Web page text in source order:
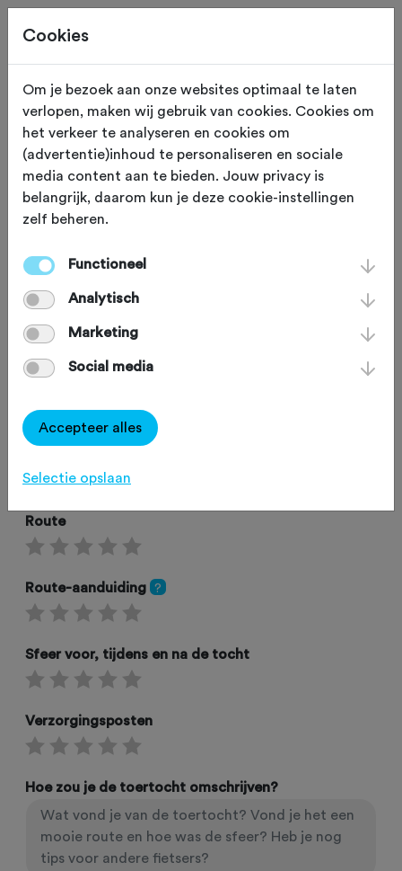
Beoordeling toevoegen voor:
Pietertocht Extreme - 6-6-2026
Je beoordeling helpt andere sportieve fietsers op
weg. Bedankt!
Wat vond je van deze toertocht?
Wat vond je van de volgende
Route
Route-aanduiding ?
Sfeer voor, tijdens en na de tocht
Verzorgingsposten
Hoe zou je de toertocht omschrijven?
Cookies
Om je bezoek aan onze websites optimaal te laten
verlopen, maken wij gebruik van cookies. Cookies om
het verkeer te analyseren en cookies om
(advertentie)inhoud te personaliseren en sociale
media content aan te bieden. Jouw privacy is
belangrijk, daarom kun je deze cookie-instellingen
zelf beheren.
Functioneel
Analytisch
Marketing
Social media
Accepteer alles
Selectie opslaan